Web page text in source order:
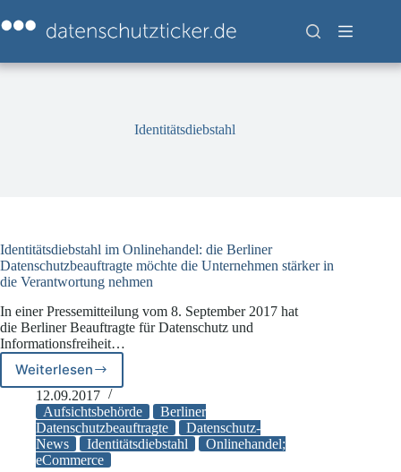
Inhalt
springen
Identitätsdiebstahl
Identitätsdiebstahl im Onlinehandel: die Berliner
Datenschutzbeauftragte möchte die Unternehmen stärker in
die Verantwortung nehmen
In einer Pressemitteilung vom 8. September 2017 hat
die Berliner Beauftragte für Datenschutz und
Informationsfreiheit…
WeiterlesenIdentitätsdiebstahl
im
Onlinehandel:
die
Berliner
Datenschutzbeauftragte
12.09.2017
Aufsichtsbehörde
Berliner
Datenschutzbeauftragte
Datenschutz-
News
Identitätsdiebstahl
Onlinehandel;
eCommerce